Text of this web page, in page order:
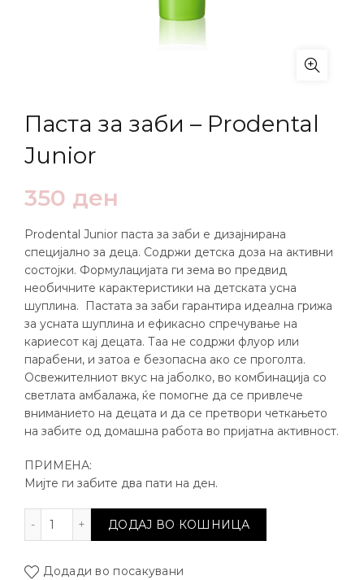
Паста за заби – Prodental
Junior
350 ден
Prodental Junior паста за заби е дизајнирана
специјално за деца. Содржи детска доза на активни
состојки. Формулацијата ги зема во предвид
необичните карактеристики на детската усна
шуплина. Пастата за заби гарантира идеална грижа
за усната шуплина и ефикасно спречување на
кариесот кај децата. Таа не содржи флуор или
парабени, и затоа е безопасна ако се проголта.
Освежителниот вкус на јаболко, во комбинација со
светлата амбалажа, ќе помогне да се привлече
вниманието на децата и да се претвори четкањето
на забите од домашна работа во пријатна активност.
ПРИМЕНА:
Мијте ги забите два пати на ден.
Паста за заби - Prodental Junior количина
ДОДАЈ ВО КОШНИЦА
Додади во посакувани